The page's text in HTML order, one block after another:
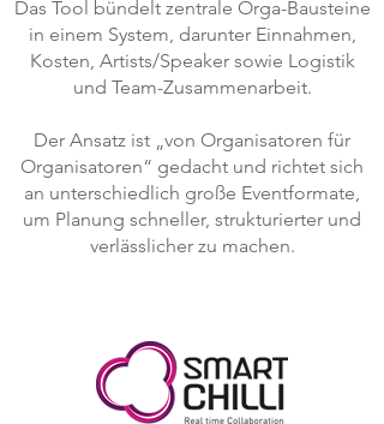
Das Tool bündelt zentrale Orga-Bausteine
in einem System, darunter Einnahmen,
Kosten, Artists/Speaker sowie Logistik
und Team-Zusammenarbeit.
Der Ansatz ist „von Organisatoren für
Organisatoren“ gedacht und richtet sich
an unterschiedlich große Eventformate,
um Planung schneller, strukturierter und
verlässlicher zu machen.